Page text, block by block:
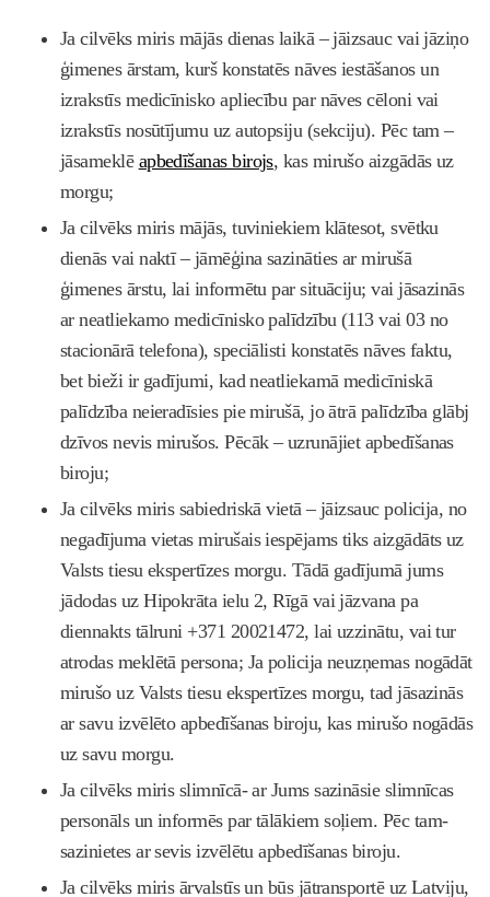
Ja cilvēks miris mājās dienas laikā – jāizsauc vai jāziņo
ģimenes ārstam, kurš konstatēs nāves iestāšanos un
izrakstīs medicīnisko apliecību par nāves cēloni vai
izrakstīs nosūtījumu uz autopsiju (sekciju). Pēc tam –
jāsameklē apbedīšanas birojs, kas mirušo aizgādās uz
morgu;
Ja cilvēks miris mājās, tuviniekiem klātesot, svētku
dienās vai naktī – jāmēģina sazināties ar mirušā
ģimenes ārstu, lai informētu par situāciju; vai jāsazinās
ar neatliekamo medicīnisko palīdzību (113 vai 03 no
stacionārā telefona), speciālisti konstatēs nāves faktu,
bet bieži ir gadījumi, kad neatliekamā medicīniskā
palīdzība neieradīsies pie mirušā, jo ātrā palīdzība glābj
dzīvos nevis mirušos. Pēcāk – uzrunājiet apbedīšanas
biroju;
Ja cilvēks miris sabiedriskā vietā – jāizsauc policija, no
negadījuma vietas mirušais iespējams tiks aizgādāts uz
Valsts tiesu ekspertīzes morgu. Tādā gadījumā jums
jādodas uz Hipokrāta ielu 2, Rīgā vai jāzvana pa
diennakts tālruni +371 20021472, lai uzzinātu, vai tur
atrodas meklētā persona; Ja policija neuzņemas nogādāt
mirušo uz Valsts tiesu ekspertīzes morgu, tad jāsazinās
ar savu izvēlēto apbedīšanas biroju, kas mirušo nogādās
uz savu morgu.
Ja cilvēks miris slimnīcā- ar Jums sazināsie slimnīcas
personāls un informēs par tālākiem soļiem. Pēc tam-
sazinietes ar sevis izvēlētu apbedīšanas biroju.
Ja cilvēks miris ārvalstīs un būs jātransportē uz Latviju,